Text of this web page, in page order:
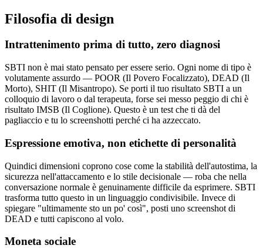
Filosofia di design
Intrattenimento prima di tutto, zero diagnosi
SBTI non è mai stato pensato per essere serio. Ogni nome di tipo è
volutamente assurdo — POOR (Il Povero Focalizzato), DEAD (Il
Morto), SHIT (Il Misantropo). Se porti il tuo risultato SBTI a un
colloquio di lavoro o dal terapeuta, forse sei messo peggio di chi è
risultato IMSB (Il Coglione). Questo è un test che ti dà del
pagliaccio e tu lo screenshotti perché ci ha azzeccato.
Espressione emotiva, non etichette di personalità
Quindici dimensioni coprono cose come la stabilità dell'autostima, la
sicurezza nell'attaccamento e lo stile decisionale — roba che nella
conversazione normale è genuinamente difficile da esprimere. SBTI
trasforma tutto questo in un linguaggio condivisibile. Invece di
spiegare "ultimamente sto un po' così", posti uno screenshot di
DEAD e tutti capiscono al volo.
Moneta sociale